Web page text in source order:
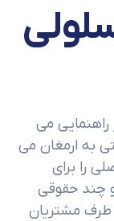
می
به ارمغان می
را برای
چند حقوقی
مشتریان